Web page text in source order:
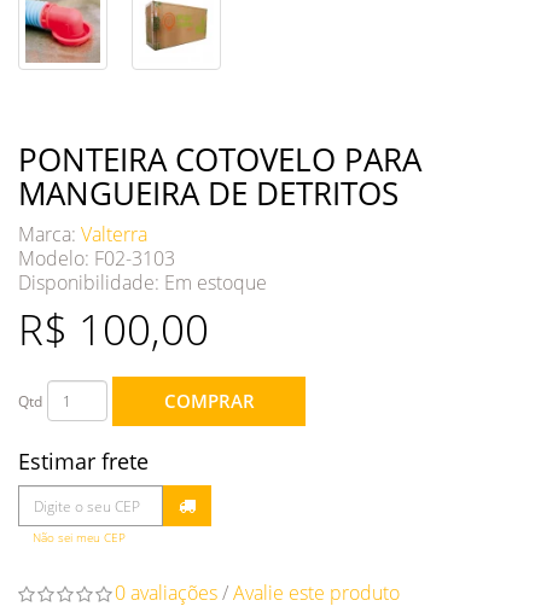
PONTEIRA COTOVELO PARA
MANGUEIRA DE DETRITOS
Marca: Valterra
Modelo: F02-3103
Disponibilidade: Em estoque
R$ 100,00
Qtd COMPRAR
Estimar frete
Não sei meu CEP
0 avaliações/Avalie este produto